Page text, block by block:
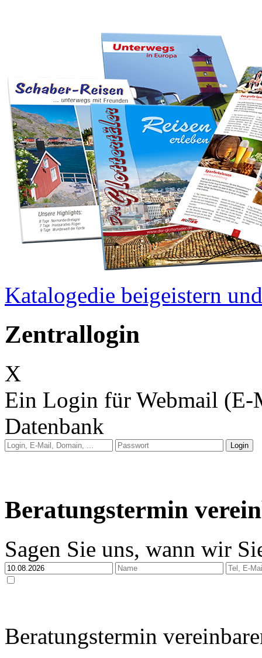
Katalogedie beigeistern
Zentrallogin
X
Ein Login für Webmail (E-
Datenbank
Beratungstermin
Sagen Sie uns, wann wir
Beratungstermin